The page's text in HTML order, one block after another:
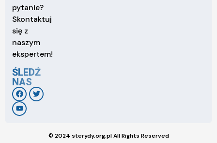
pytanie?
Skontaktuj
się z
naszym
ekspertem!
ŚLEDŹ
NAS
© 2024 sterydy.org.pl All Rights Reserved